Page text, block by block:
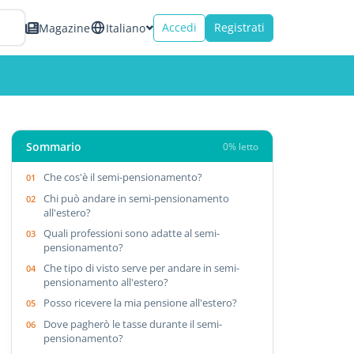
Magazine Italiano Accedi Registrati
Sommario 0% letto
Che cos'è il semi-pensionamento?
Chi può andare in semi-pensionamento
all'estero?
Quali professioni sono adatte al semi-
pensionamento?
Che tipo di visto serve per andare in semi-
pensionamento all'estero?
Posso ricevere la mia pensione all'estero?
Dove pagherò le tasse durante il semi-
pensionamento?